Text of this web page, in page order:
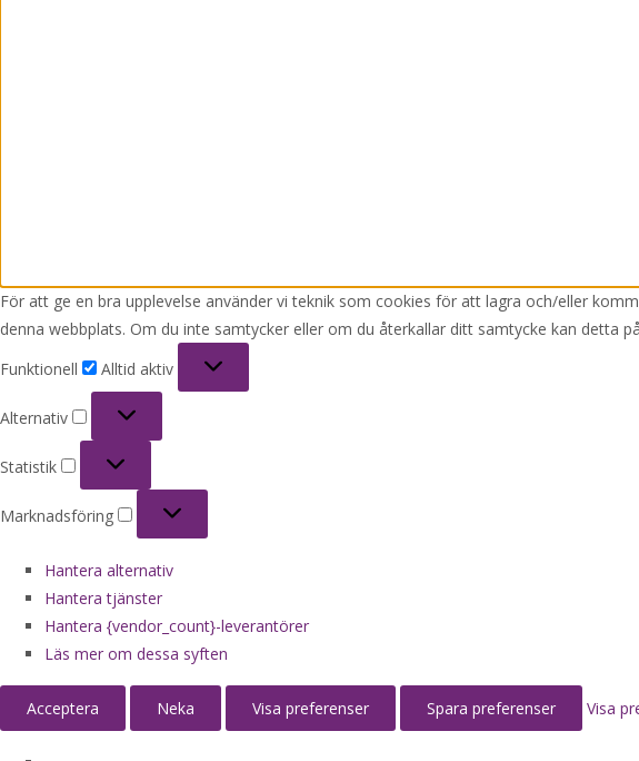
För att ge en bra upplevelse använder vi teknik som cookies för att lagra och/eller
denna webbplats. Om du inte samtycker eller om du återkallar ditt samtycke kan detta
Funktionell
Alltid aktiv
Alternativ
Statistik
Marknadsföring
Hantera alternativ
Hantera tjänster
Hantera {vendor_count}-leverantörer
Läs mer om dessa syften
Acceptera Neka Visa preferenser Spara preferenser Visa